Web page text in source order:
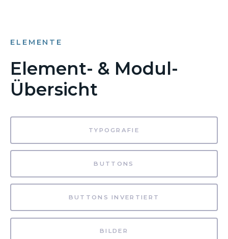
ELEMENTE
Element- & Modul-
Übersicht
TYPOGRAFIE
BUTTONS
BUTTONS INVERTIERT
BILDER